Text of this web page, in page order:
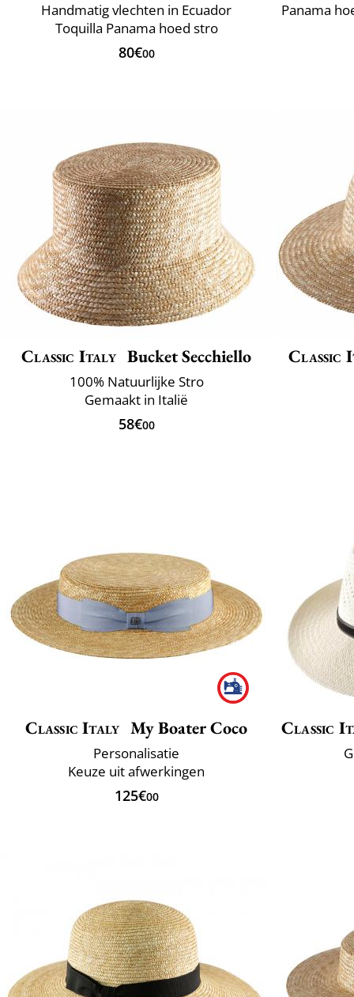
Handmatig vlechten in Ecuador
Toquilla Panama hoed stro
80€00
Classic Italy Bucket Secchiello
100% Natuurlijke Stro
Gemaakt in Italië
58€00
Classic
Classic Italy My Boater Coco
Personalisatie
Keuze uit afwerkingen
125€00
Classic